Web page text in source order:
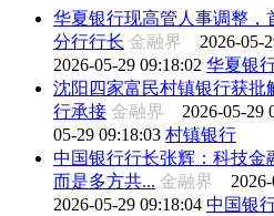
华夏银行现高管人事调整，
分行行长 金融界 2026-05-
2026-05-29 09:18:02 华夏银
沈阳四家富民村镇银行获批
行承接 金融界 2026-05-29
05-29 09:18:03 村镇银行
中国银行行长张辉：科技金
而是多方共... 金融界
2026-05-29 09:18:04 中国银